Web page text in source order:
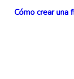
Cómo crear una